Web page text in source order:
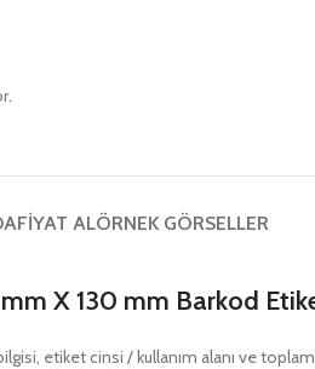
FIYAT ALÖRNEK GÖRSELLER
X 130 mm Barkod
etiket cinsi / kullanım alanı ve